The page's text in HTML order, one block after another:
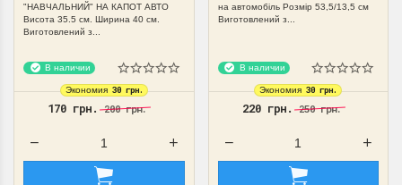
"НАВЧАЛЬНИЙ" НА КАПОТ АВТО
Висота 35.5 см. Ширина 40 см.
Виготовлений з...
В наличии
Экономия 30 грн.
170 грн.200 грн.
на автомобіль Розмір 53,5/13,5 см
Виготовлений з...
В наличии
Экономия 30 грн.
220 грн.250 грн.